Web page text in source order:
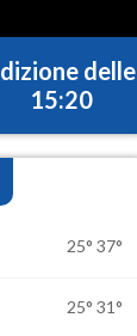
delle
15:20
25° 37°
25° 31°